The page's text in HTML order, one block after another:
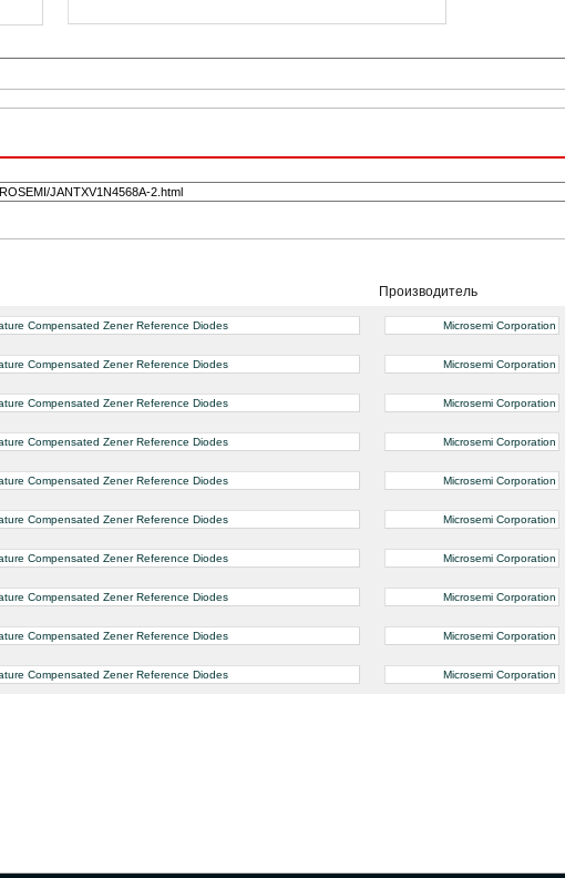
Производитель
Compensated Zener Reference Diodes Microsemi Corporation
Compensated Zener Reference Diodes Microsemi Corporation
Compensated Zener Reference Diodes Microsemi Corporation
Compensated Zener Reference Diodes Microsemi Corporation
Compensated Zener Reference Diodes Microsemi Corporation
Compensated Zener Reference Diodes Microsemi Corporation
Compensated Zener Reference Diodes Microsemi Corporation
Compensated Zener Reference Diodes Microsemi Corporation
Compensated Zener Reference Diodes Microsemi Corporation
Compensated Zener Reference Diodes Microsemi Corporation